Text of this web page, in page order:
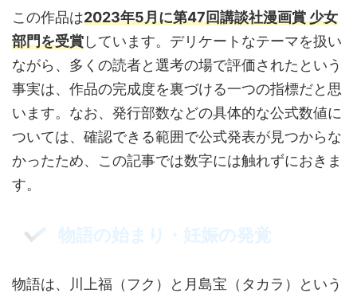
この作品は2023年5月に第47回講談社漫画賞 少女
部門を受賞しています。デリケートなテーマを扱い
ながら、多くの読者と選考の場で評価されたという
事実は、作品の完成度を裏づける一つの指標だと思
います。なお、発行部数などの具体的な公式数値に
ついては、確認できる範囲で公式発表が見つからな
かったため、この記事では数字には触れずにおきま
す。
物語の始まり・妊娠の発覚
物語は、川上福（フク）と月島宝（タカラ）という